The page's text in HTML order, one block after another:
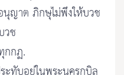
นุญาต ภิกษุไม่พึงให้บวช
วช
กกฏ.